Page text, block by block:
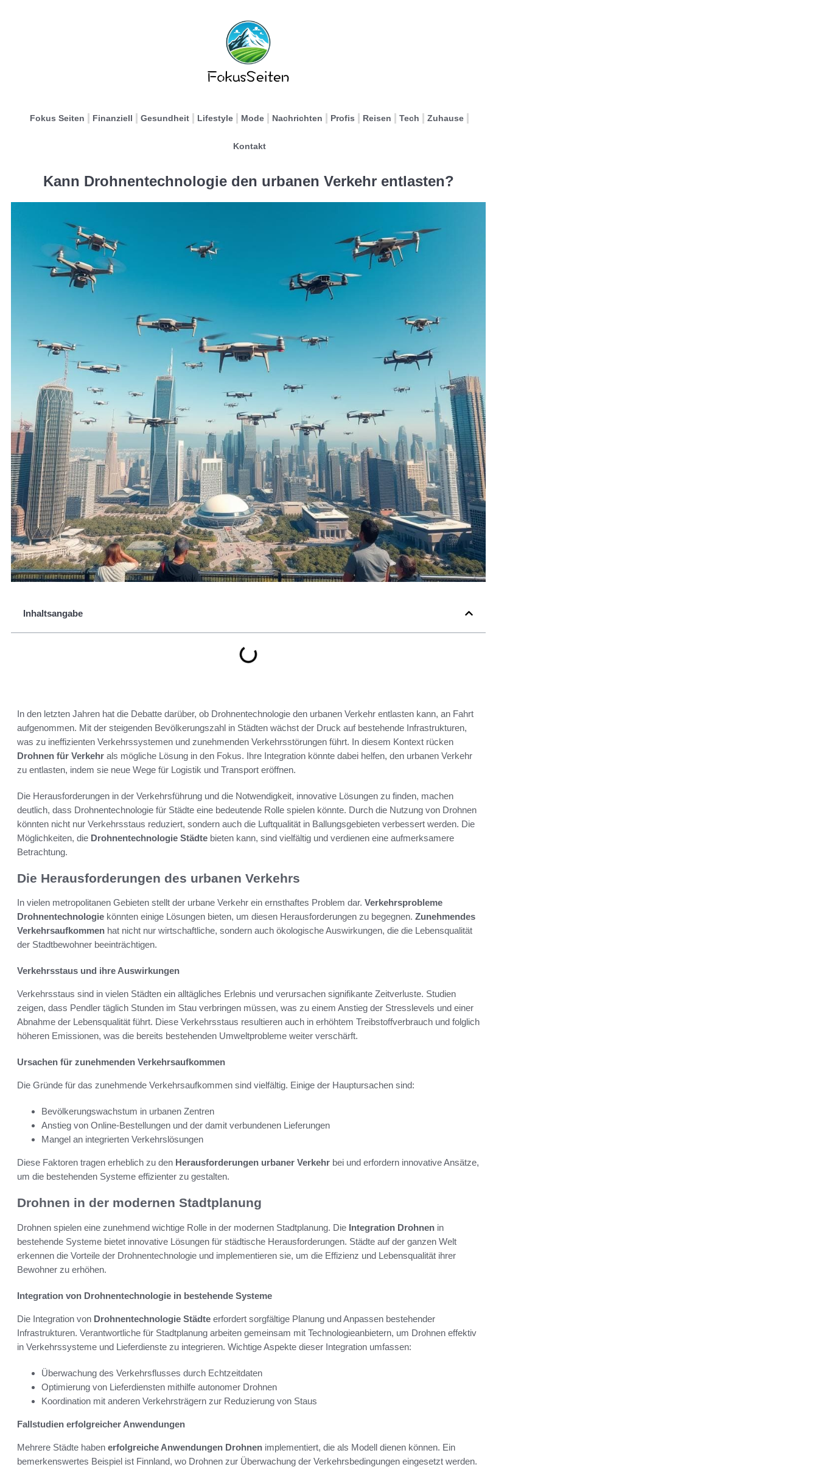
Fokus Seiten Finanziell Gesundheit Lifestyle Mode Nachrichten Profis Reisen Tech Zuhause
Kontakt
Kann Drohnentechnologie den urbanen Verkehr entlasten?
Inhaltsangabe
In den letzten Jahren hat die Debatte darüber, ob Drohnentechnologie den urbanen Verkehr entlasten kann, an Fahrt
aufgenommen. Mit der steigenden Bevölkerungszahl in Städten wächst der Druck auf bestehende Infrastrukturen,
was zu ineffizienten Verkehrssystemen und zunehmenden Verkehrsstörungen führt. In diesem Kontext rücken
Drohnen für Verkehr als mögliche Lösung in den Fokus. Ihre Integration könnte dabei helfen, den urbanen Verkehr
zu entlasten, indem sie neue Wege für Logistik und Transport eröffnen.
Die Herausforderungen in der Verkehrsführung und die Notwendigkeit, innovative Lösungen zu finden, machen
deutlich, dass Drohnentechnologie für Städte eine bedeutende Rolle spielen könnte. Durch die Nutzung von Drohnen
könnten nicht nur Verkehrsstaus reduziert, sondern auch die Luftqualität in Ballungsgebieten verbessert werden. Die
Möglichkeiten, die Drohnentechnologie Städte bieten kann, sind vielfältig und verdienen eine aufmerksamere
Betrachtung.
Die Herausforderungen des urbanen Verkehrs
In vielen metropolitanen Gebieten stellt der urbane Verkehr ein ernsthaftes Problem dar. Verkehrsprobleme
Drohnentechnologie könnten einige Lösungen bieten, um diesen Herausforderungen zu begegnen. Zunehmendes
Verkehrsaufkommen hat nicht nur wirtschaftliche, sondern auch ökologische Auswirkungen, die die Lebensqualität
der Stadtbewohner beeinträchtigen.
Verkehrsstaus und ihre Auswirkungen
Verkehrsstaus sind in vielen Städten ein alltägliches Erlebnis und verursachen signifikante Zeitverluste. Studien
zeigen, dass Pendler täglich Stunden im Stau verbringen müssen, was zu einem Anstieg der Stresslevels und einer
Abnahme der Lebensqualität führt. Diese Verkehrsstaus resultieren auch in erhöhtem Treibstoffverbrauch und folglich
höheren Emissionen, was die bereits bestehenden Umweltprobleme weiter verschärft.
Ursachen für zunehmenden Verkehrsaufkommen
Die Gründe für das zunehmende Verkehrsaufkommen sind vielfältig. Einige der Hauptursachen sind:
Bevölkerungswachstum in urbanen Zentren
Anstieg von Online-Bestellungen und der damit verbundenen Lieferungen
Mangel an integrierten Verkehrslösungen
Diese Faktoren tragen erheblich zu den Herausforderungen urbaner Verkehr bei und erfordern innovative Ansätze,
um die bestehenden Systeme effizienter zu gestalten.
Drohnen in der modernen Stadtplanung
Drohnen spielen eine zunehmend wichtige Rolle in der modernen Stadtplanung. Die Integration Drohnen in
bestehende Systeme bietet innovative Lösungen für städtische Herausforderungen. Städte auf der ganzen Welt
erkennen die Vorteile der Drohnentechnologie und implementieren sie, um die Effizienz und Lebensqualität ihrer
Bewohner zu erhöhen.
Integration von Drohnentechnologie in bestehende Systeme
Die Integration von Drohnentechnologie Städte erfordert sorgfältige Planung und Anpassen bestehender
Infrastrukturen. Verantwortliche für Stadtplanung arbeiten gemeinsam mit Technologieanbietern, um Drohnen effektiv
in Verkehrssysteme und Lieferdienste zu integrieren. Wichtige Aspekte dieser Integration umfassen:
Überwachung des Verkehrsflusses durch Echtzeitdaten
Optimierung von Lieferdiensten mithilfe autonomer Drohnen
Koordination mit anderen Verkehrsträgern zur Reduzierung von Staus
Fallstudien erfolgreicher Anwendungen
Mehrere Städte haben erfolgreiche Anwendungen Drohnen implementiert, die als Modell dienen können. Ein
bemerkenswertes Beispiel ist Finnland, wo Drohnen zur Überwachung der Verkehrsbedingungen eingesetzt werden.